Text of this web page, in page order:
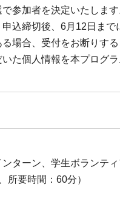
参加者を決定いたします
込締切後、6月12日まで
場合、受付をお断りする
た個人情報を本プログ
ターン、学生ボランテ
所要時間：60分）